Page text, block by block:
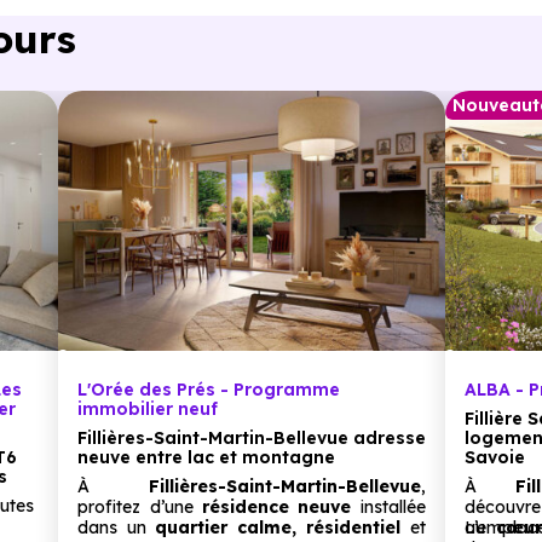
L'Orée des Prés - Programme
immobilier neuf
Fillières-Saint-Martin-Bellevue adresse
neuve entre lac et montagne
À Fillières-Saint-Martin-Bellevue,
profitez d’une résidence neuve installée
dans un quartier calme, résidentiel et
ALBA -
Fillière
Savoie
À
au